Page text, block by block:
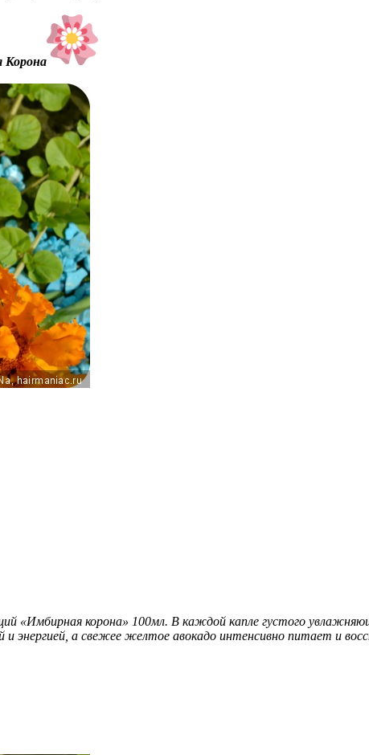
Корона
«Имбирная корона» 100мл. В каждой капле густого
энергией, а свежее желтое авокадо интенсивно питает и